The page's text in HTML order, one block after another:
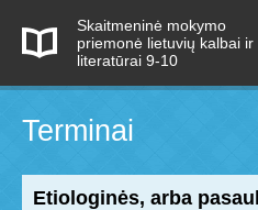
Skaitmeninė mokymo
priemonė lietuvių kalbai ir
literatūrai 9-10
Terminai
Etiologinės, arba